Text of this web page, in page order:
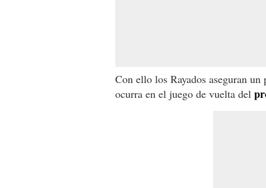
Con ello los Rayados aseguran
ocurra en el juego de vuelta del